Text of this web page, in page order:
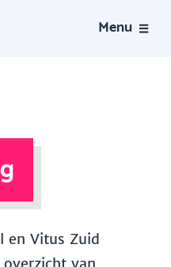
Menu
en Vitus Zuid